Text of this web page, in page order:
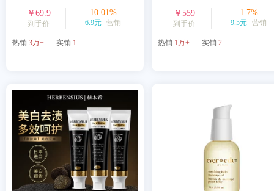
￥ 69.9
到手价
10.01%
6.9元 营销
热销 3万+ 实销 1
￥ 559
到手价
1.7%
9.5元 营销
热销 1万+ 实销 2